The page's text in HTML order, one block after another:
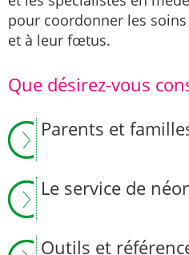
pour coordonner les
et à leur fœtus.
Que désirez-vous
Parents et
Le service de
Outils et